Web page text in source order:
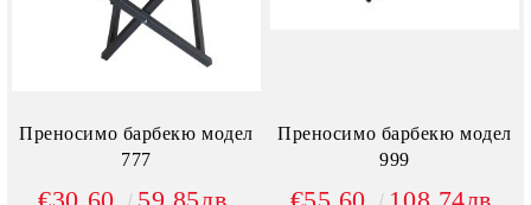
Преносимо барбекю модел
777
Преносимо барбекю модел
999